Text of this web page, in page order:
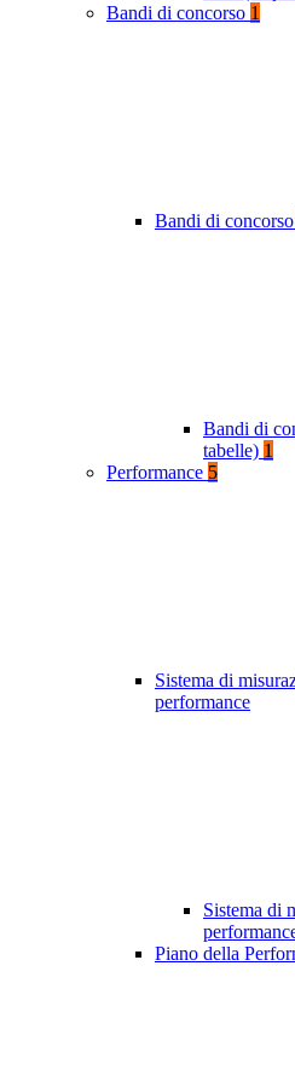
Bandi di concorso 1
Bandi di concorso
Bandi di
tabelle) 1
Performance 5
Sistema di
performance
Sistema di
Piano della